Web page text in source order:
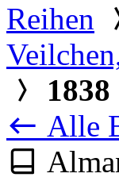
Reihen
1838
Alle